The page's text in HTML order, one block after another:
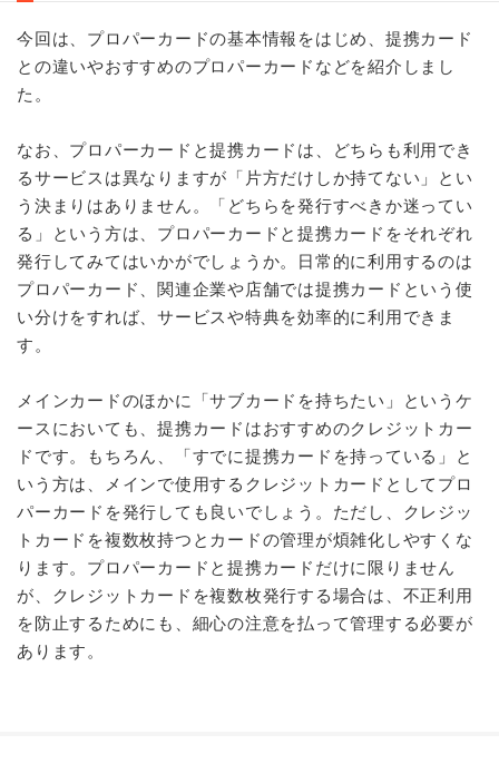
今回は、プロパーカードの基本情報をはじめ、提携カード
との違いやおすすめのプロパーカードなどを紹介しまし
た。
なお、プロパーカードと提携カードは、どちらも利用でき
るサービスは異なりますが「片方だけしか持てない」とい
う決まりはありません。「どちらを発行すべきか迷ってい
る」という方は、プロパーカードと提携カードをそれぞれ
発行してみてはいかがでしょうか。日常的に利用するのは
プロパーカード、関連企業や店舗では提携カードという使
い分けをすれば、サービスや特典を効率的に利用できま
す。
メインカードのほかに「サブカードを持ちたい」というケ
ースにおいても、提携カードはおすすめのクレジットカー
ドです。もちろん、「すでに提携カードを持っている」と
いう方は、メインで使用するクレジットカードとしてプロ
パーカードを発行しても良いでしょう。ただし、クレジッ
トカードを複数枚持つとカードの管理が煩雑化しやすくな
ります。プロパーカードと提携カードだけに限りません
が、クレジットカードを複数枚発行する場合は、不正利用
を防止するためにも、細心の注意を払って管理する必要が
あります。